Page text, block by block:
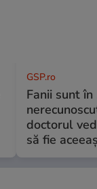
GSP.ro
Fanii sunt în
doctorul
să fie